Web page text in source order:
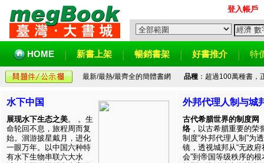
登入帳戶
HOME 新書上架 暢銷書架 好書推介 特
最新/最熱/最齊全的簡體書網 品種：超過100萬種書，
水下中国
展现水下生态之美。 。生
命轮回不息，旅程周而复
始。洄游披星戴月，进化
一眼万年。以中国六种特
有水下生物串联六大水
外邦代理人制与城
古代希腊世界的制度网
络 ，以古希腊重要的荣
制度“外邦代理人制”为透
镜，透视城邦从“无政府
会”到帝国等级秩序的根